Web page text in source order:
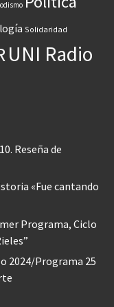
Solidaridad
UNI Radio
Reseña de
«Fue cantando
Programa, Ciclo
2024/Programa 25